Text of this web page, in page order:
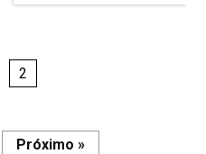
de
habitual
page
2
Próximo Página
»